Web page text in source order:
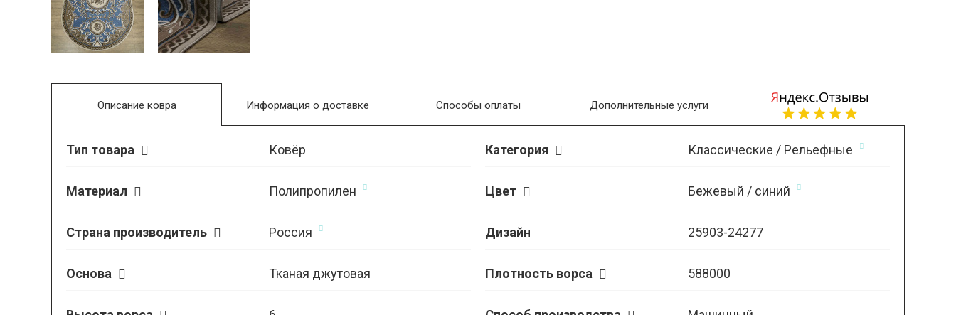
Описание ковра
Тип товара Ковёр Категория Классические / Рельефные
Материал Полипропилен Цвет Бежевый / синий
Страна производитель Россия Дизайн 25903-24277
Основа Тканая джутовая Плотность ворса 588000
Информация о доставке Способы оплаты Дополнительные услуги